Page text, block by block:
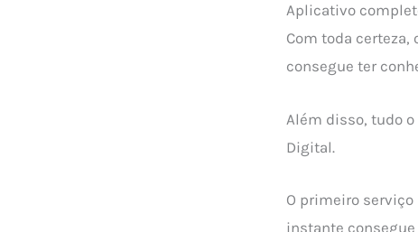
Aplicativo
Com toda
consegue ter
Além disso, tudo
Digital.
O primeiro
instante